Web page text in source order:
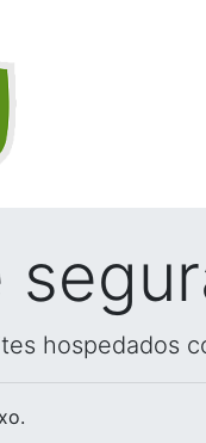
hospedados